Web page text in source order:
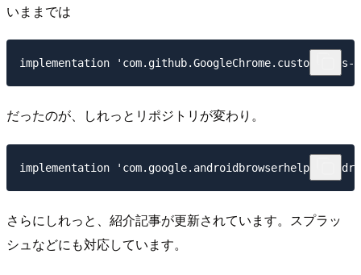
いままでは
だったのが、しれっとリポジトリが変わり。
さらにしれっと、紹介記事が更新されています。スプラッ
シュなどにも対応しています。